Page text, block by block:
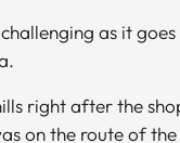
as it
right after the
on the route of the